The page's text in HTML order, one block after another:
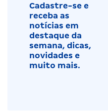
Cadastre-se e
receba as
notícias em
destaque da
semana, dicas,
novidades e
muito mais.